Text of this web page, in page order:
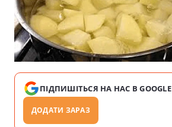
ПІДПИШІТЬСЯ НА НАС В GOOGLE
ДОДАТИ ЗАРАЗ